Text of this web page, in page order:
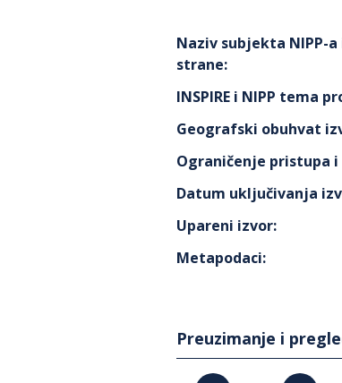
Naziv subjekta NIPP-
strane:
INSPIRE i NIPP tema
Geografski obuhvat
Ograničenje pristupa
Datum uključivanja
Upareni izvor:
Metapodaci:
Preuzimanje i